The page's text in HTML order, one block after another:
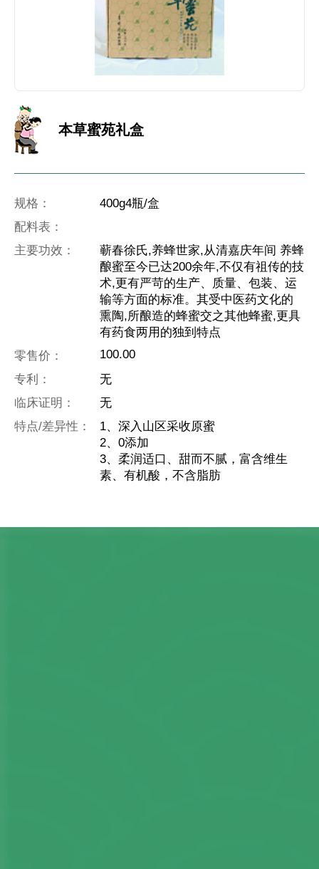
本草蜜苑礼盒
规格：
400g4瓶/盒
配料表：
主要功效：
蕲春徐氏,养蜂世家,从清嘉庆年间 养蜂
酿蜜至今已达200余年,不仅有祖传的技
术,更有严苛的生产、质量、包装、运
输等方面的标准。其受中医药文化的
熏陶,所酿造的蜂蜜交之其他蜂蜜,更具
有药食两用的独到特点
零售价：
100.00
专利：
无
临床证明：
无
特点/差异性：
1、深入山区采收原蜜
2、0添加
3、柔润适口、甜而不腻，富含维生
素、有机酸，不含脂肪